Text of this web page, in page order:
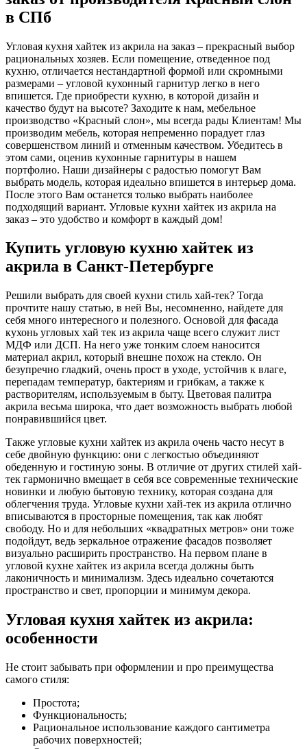
в СПб
Угловая кухня хайтек из акрила на заказ – прекрасный выбор
рациональных хозяев. Если помещение, отведенное под
кухню, отличается нестандартной формой или скромными
размерами – угловой кухонный гарнитур легко в него
впишется. Где приобрести кухню, в которой дизайн и
качество будут на высоте? Заходите к нам, мебельное
производство «Красный слон», мы всегда рады Клиентам! Мы
производим мебель, которая непременно порадует глаз
совершенством линий и отменным качеством. Убедитесь в
этом сами, оценив кухонные гарнитуры в нашем
портфолио. Наши дизайнеры с радостью помогут Вам
выбрать модель, которая идеально впишется в интерьер дома.
После этого Вам останется только выбрать наиболее
подходящий вариант. Угловые кухни хайтек из акрила на
заказ – это удобство и комфорт в каждый дом!
Купить угловую кухню хайтек из
акрила в Санкт-Петербурге
Решили выбрать для своей кухни стиль хай-тек? Тогда
прочтите нашу статью, в ней Вы, несомненно, найдете для
себя много интересного и полезного. Основой для фасада
кухонь угловых хай тек из акрила чаще всего служит лист
МДФ или ДСП. На него уже тонким слоем наносится
материал акрил, который внешне похож на стекло. Он
безупречно гладкий, очень прост в уходе, устойчив к влаге,
перепадам температур, бактериям и грибкам, а также к
растворителям, используемым в быту. Цветовая палитра
акрила весьма широка, что дает возможность выбрать любой
понравившийся цвет.
Также угловые кухни хайтек из акрила очень часто несут в
себе двойную функцию: они с легкостью объединяют
обеденную и гостиную зоны. В отличие от других стилей хай-
тек гармонично вмещает в себя все современные технические
новинки и любую бытовую технику, которая создана для
облегчения труда. Угловые кухни хай-тек из акрила отлично
вписываются в просторные помещения, так как любят
свободу. Но и для небольших «квадратных метров» они тоже
подойдут, ведь зеркальное отражение фасадов позволяет
визуально расширить пространство. На первом плане в
угловой кухне хайтек из акрила всегда должны быть
лаконичность и минимализм. Здесь идеально сочетаются
пространство и свет, пропорции и минимум декора.
Угловая кухня хайтек из акрила:
особенности
Не стоит забывать при оформлении и про преимущества
самого стиля:
Простота;
Функциональность;
Рациональное использование каждого сантиметра
рабочих поверхностей;